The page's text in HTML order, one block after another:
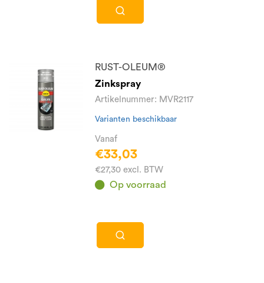
RUST-OLEUM®
Zinkspray
Artikelnummer: MVR2117
Varianten beschikbaar
Vanaf
€33,03
€27,30 excl. BTW
Op voorraad